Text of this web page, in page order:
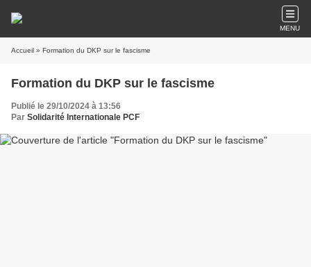
MENU
Accueil » Formation du DKP sur le fascisme
Formation du DKP sur le fascisme
Publié le 29/10/2024 à 13:56
Par Solidarité Internationale PCF